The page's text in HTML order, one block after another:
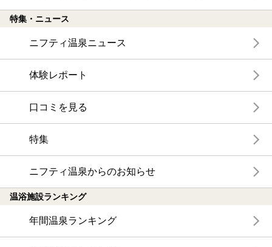
特集・ニュース
ニフティ温泉ニュース
体験レポート
口コミを見る
特集
ニフティ温泉からのお知らせ
温浴施設ランキング
年間温泉ランキング